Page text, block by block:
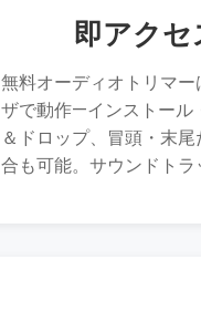
即アクセ
無料オーディオトリマ
ザで動作—インストール
＆ドロップ、冒頭・末
合も可能。サウンドトラ